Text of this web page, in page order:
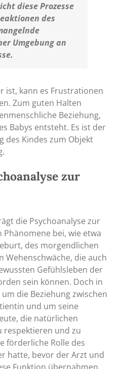
diese Prozesse
des
Umgebung an
ist, kann es Frustrationen
Zum guten Halten
Beziehung,
Babys entsteht. Es ist der
des Kindes zum Objekt
zur
die Psychoanalyse zur
bei, wie etwa
des morgendlichen
Wehenschwäche, die auch
Gefühlsleben der
sein können. Doch in
die Beziehung zwischen
und um seine
die natürlichen
respektieren und zu
förderliche Rolle des
hatte, bevor der Arzt und